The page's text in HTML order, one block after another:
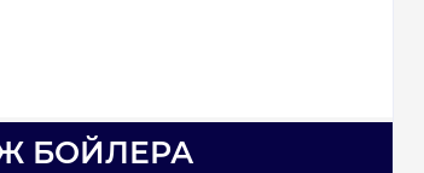
БОЙЛЕРА